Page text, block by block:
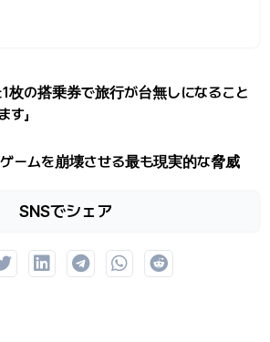
1枚の搭乗券で旅行が台無しになること
す」
ームを崩壊させる最も現実的な脅威
SNSでシェア